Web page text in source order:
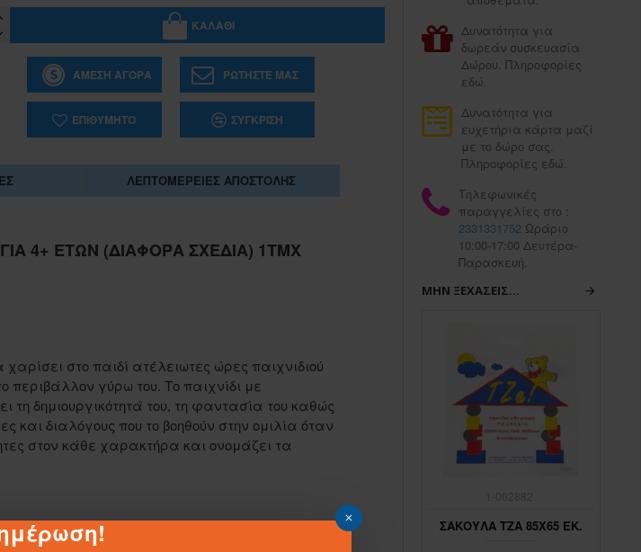
ΚΑΛΆΘΙ
ΆΜΕΣΗ ΑΓΟΡΆ ΡΩΤΉΣΤΕ ΜΑΣ
ΕΠΙΘΥΜΗΤΌ ΣΎΓΚΡΙΣΗ
ΛΕΠΤΟΜΈΡΕΙΕΣ ΑΠΟΣΤΟΛΉΣ
ΓΙΑ 4+ ΕΤΏΝ (ΔΙΆΦΟΡΑ ΣΧΈΔΙΑ) 1ΤΜΧ
στο παιδί ατέλειωτες ώρες παιχνιδιού
περιβάλλον γύρω του. Το παιχνίδι με
τη δημιουργικότητά του, τη φαντασία του καθώς
και διαλόγους που το βοηθούν στην ομιλία όταν
στον κάθε χαρακτήρα και ονομάζει τα
Δυνατότητα για
δωρεάν συσκευασία
Δώρου. Πληροφορίες
εδώ.
Δυνατότητα για
ευχετήρια κάρτα μαζί
με το δώρο σας.
Πληροφορίες εδώ.
Τηλεφωνικές
παραγγελίες στο :
2331331752 Ωράριο
10:00-17:00 Δευτέρα-
Παρασκευή.
ΜΗΝ ΞΕΧΆΣΕΙΣ...
ΣΑΚΟΥΛΑ ΤΖΑ 45Χ55 ΕΚ. ΣΑΚΟΥΛΑ ΤΖΑ 45Χ65 ΕΚ. ΣΑΚΟΥΛΑ ΤΖΑ 85Χ65 ΕΚ.